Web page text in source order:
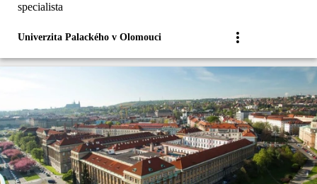
specialista
Univerzita Palackého v Olomouci